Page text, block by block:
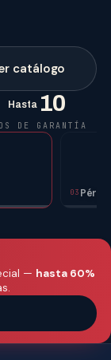
catálogo
Hasta 10
DE GARANTÍA
03
— hasta 60%